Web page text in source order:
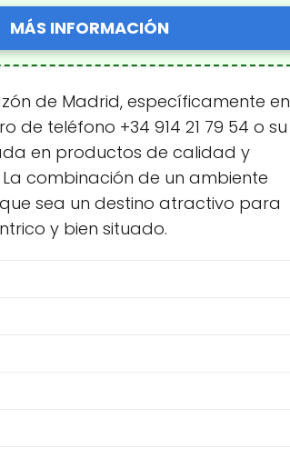
MÁS INFORMACIÓN
de Madrid, específicamente
de teléfono +34 914 21 79 54 o su
en productos de calidad y
combinación de un ambiente
sea un destino atractivo para
y bien situado.